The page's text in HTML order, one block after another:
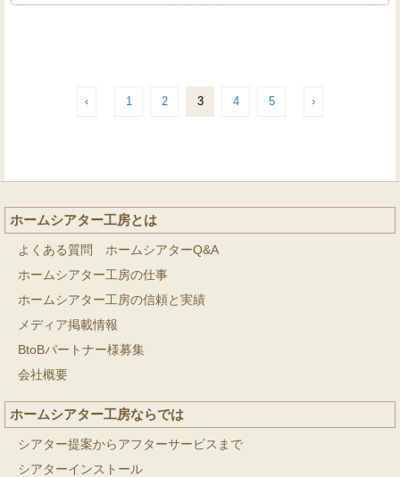
‹ 1 2 3 4 5 ›
ホームシアター工房とは
よくある質問 ホームシアターQ&A
ホームシアター工房の仕事
ホームシアター工房の信頼と実績
メディア掲載情報
BtoBパートナー様募集
会社概要
ホームシアター工房ならでは
シアター提案からアフターサービスまで
シアターインストール